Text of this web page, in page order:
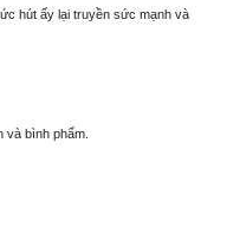
hút ấy lại truyền sức mạnh và
và bình phẩm.